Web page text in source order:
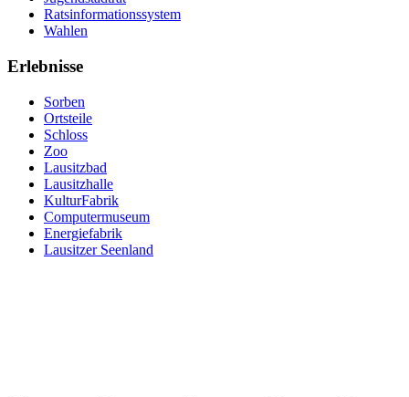
Ratsinformationssystem
Wahlen
Erlebnisse
Sorben
Ortsteile
Schloss
Zoo
Lausitzbad
Lausitzhalle
KulturFabrik
Computermuseum
Energiefabrik
Lausitzer Seenland